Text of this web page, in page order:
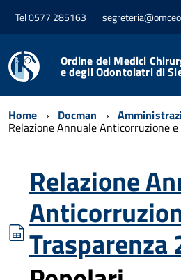
Tel 0577 285163
Ordine dei Medici
e degli Odontoiatri di
Home Docman
Relazione Annuale Anticorruzione
spreadsheet
Relazione
Trasparenza